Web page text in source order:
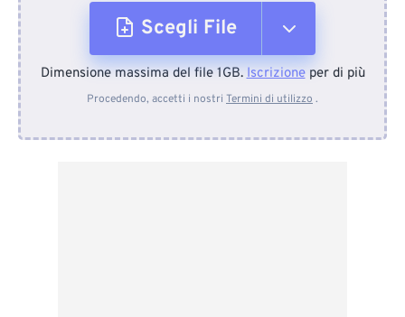
Scegli File
Dal dispositivo
Dimensione massima del file 1GB.Iscrizioneper di più
Procedendo, accetti i nostri Termini di utilizzo .